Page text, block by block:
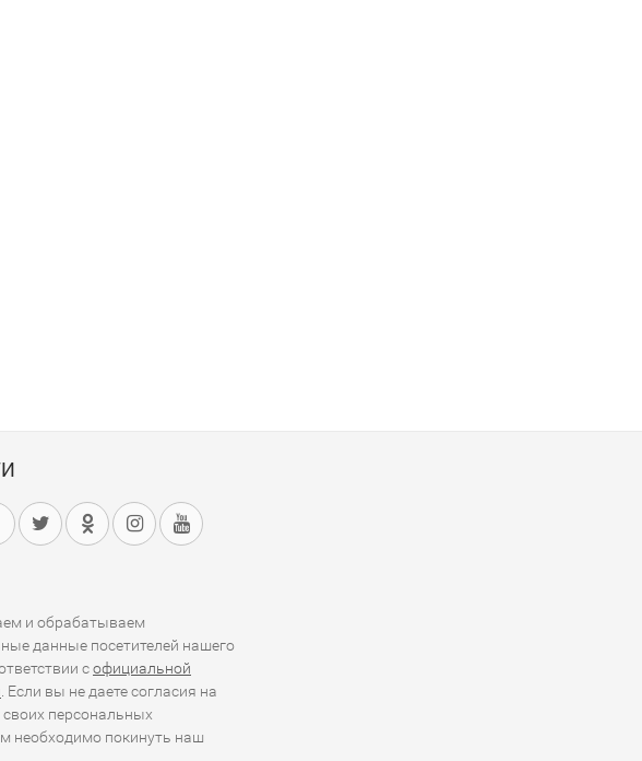
и обрабатываем
данные посетителей нашего
софициальной
. Если вы не даете согласия на
своих персональных
необходимо покинуть наш